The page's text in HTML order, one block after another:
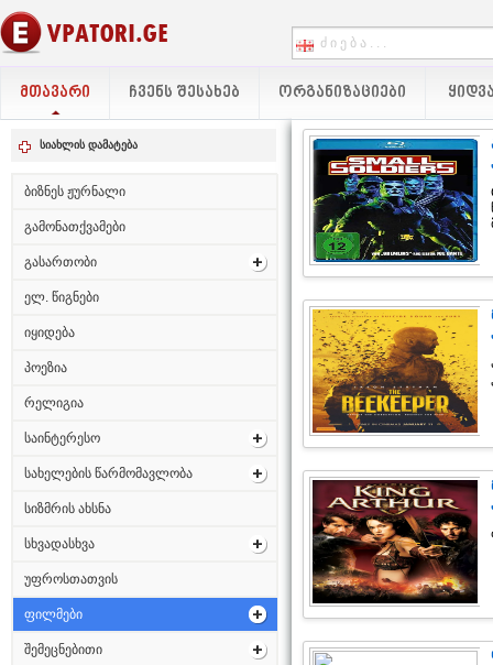
ᲛᲗᲐᲕᲐᲠᲘ ᲩᲕᲔᲜᲡ ᲨᲔᲡᲐᲮᲔᲑ ᲝᲠᲒᲐᲜᲘᲖᲐᲪᲘᲔᲑᲘ
სიახლის დამატება
ბიზნეს ჟურნალი
გამონათქვამები
გასართობი
ელ. წიგნები
იყიდება
პოეზია
რელიგია
საინტერესო
სახელების წარმომავლობა
სიზმრის ახსნა
სხვადასხვა
უფროსთათვის
ფილმები
შემეცნებითი